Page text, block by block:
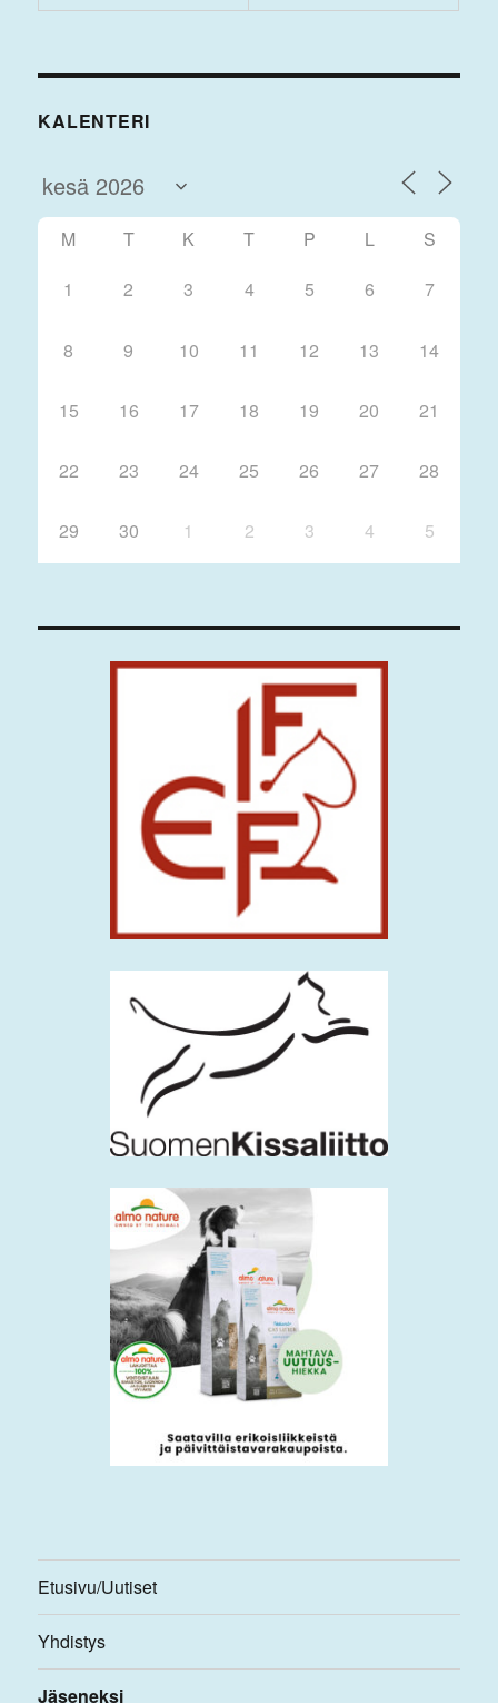
KALENTERI
M T K T P L
S
1
2 3 4 5 6 7
8 9 10 11 12 13 14
15 16 17 18 19 20 21
22 23 24 25 26 27 28
29 30 1 2 3 4 5
Etusivu/Uutiset
Yhdistys
Jäseneksi